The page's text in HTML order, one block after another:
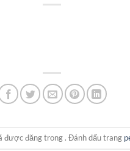
được đăng trong . Đánh dấu trang